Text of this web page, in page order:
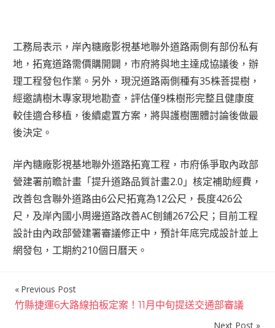
工務局表示，岸內糖廠影視基地聯外道路兩側有部份私有
地，拓寬道路需價購開闢，市府將與地主達成協議後，辦
理工程發包作業。另外，現況道路兩側種有35株菩提樹，
經邀請樹木專家現地勘查，評估僅9株樹形完整且健康度
較佳適合移植，後續處置方案，將與護樹團體討論後做最
後決定。
岸內糖廠影視基地聯外道路拓寬工程，市府係爭取內政部
營建署前瞻計畫「提升道路品質計畫2.0」核定補助經費，
改善包含聯外道路由6公尺拓寬為12公尺，長度426公
尺，及岸內國小周邊道路改善AC刨鋪267公尺；目前工程
設計由內政部營建署審議修正中，預計年底完成設計並上
網發包，工期約210個日曆天。
文
章
Previous Post
竹縣捷運6大路線拍板定案！11月中旬提送交通部審議
Next Post